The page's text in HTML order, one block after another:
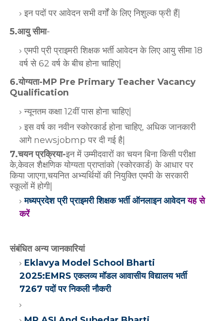
इन पदों पर आवेदन सभी वर्गों के लिए निशुल्क फ्री हैं|
5.आयु सीमा-
एमपी प्री प्राइमरी शिक्षक भर्ती आवेदन के लिए आयु सीमा 18
वर्ष से 62 वर्ष के बीच होना चाहिए|
6.योग्यता-MP Pre Primary Teacher Vacancy
Qualification
न्यूनतम कक्षा 12वीं पास होना चाहिए|
इस वर्ष का नवीन स्कोरकार्ड होना चाहिए, अधिक जानकारी
आगे newsjobmp पर दी गई है|
7.चयन प्रक्रिया-इन में उम्मीदवारों का चयन बिना किसी परीक्षा
के,केवल शैक्षणिक योग्यता प्राप्तांको (स्कोरकार्ड) के आधार पर
किया जाएगा,चयनित अभ्यर्थियों की नियुक्ति एमपी के सरकारी
स्कूलों में होगी|
मध्यप्रदेश प्री प्राइमरी शिक्षक भर्ती ऑनलाइन आवेदनयह से
करें
संबंधित अन्य जानकारियां
Eklavya Model School Bharti
2025:EMRS एकलव्य मॉडल आवासीय विद्यालय भर्ती
7267 पदों पर निकली नौकरी